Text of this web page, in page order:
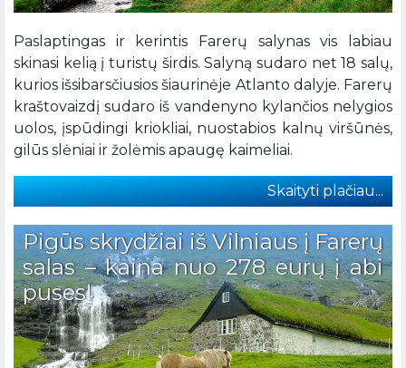
Paslaptingas ir kerintis Farerų salynas vis labiau
skinasi kelią į turistų širdis. Salyną sudaro net 18 salų,
kurios išsibarsčiusios šiaurinėje Atlanto dalyje. Farerų
kraštovaizdį sudaro iš vandenyno kylančios nelygios
uolos, įspūdingi kriokliai, nuostabios kalnų viršūnės,
gilūs slėniai ir žolėmis apaugę kaimeliai.
Skaityti plačiau...
Pigūs skrydžiai iš Vilniaus į Farerų
salas – kaina nuo 278 eurų į abi
puses!